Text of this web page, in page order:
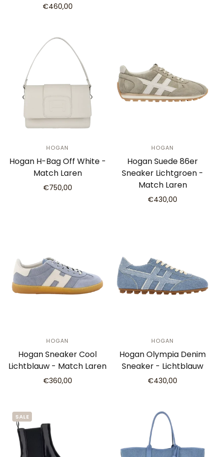
€460,00
HOGAN
Hogan H-Bag Off White -
Match Laren
€750,00
HOGAN
Hogan Suede 86er
Sneaker Lichtgroen -
Match Laren
€430,00
HOGAN
Hogan Sneaker Cool
Lichtblauw - Match Laren
€360,00
HOGAN
Hogan Olympia Denim
Sneaker - Lichtblauw
€430,00
SALE